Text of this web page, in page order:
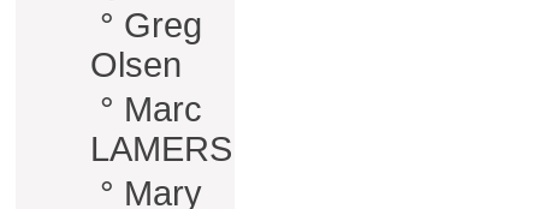
° Greg
Olsen
° Marc
LAMERS
° Mary